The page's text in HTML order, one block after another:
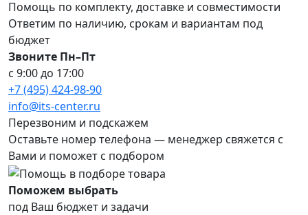
Помощь по комплекту, доставке и совместимости
Ответим по наличию, срокам и вариантам под
бюджет
Звоните Пн–Пт
с 9:00 до 17:00
+7 (495) 424-98-90
info@its-center.ru
Перезвоним и подскажем
Оставьте номер телефона — менеджер свяжется с
Вами и поможет с подбором
Поможем выбрать
под Ваш бюджет и задачи